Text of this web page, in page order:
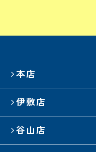
本店
伊敷店
谷山店